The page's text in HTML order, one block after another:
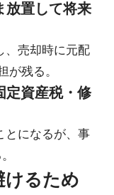
置して将来
、売却時に元配
残る。
資産税・修
とになるが、事
けるため